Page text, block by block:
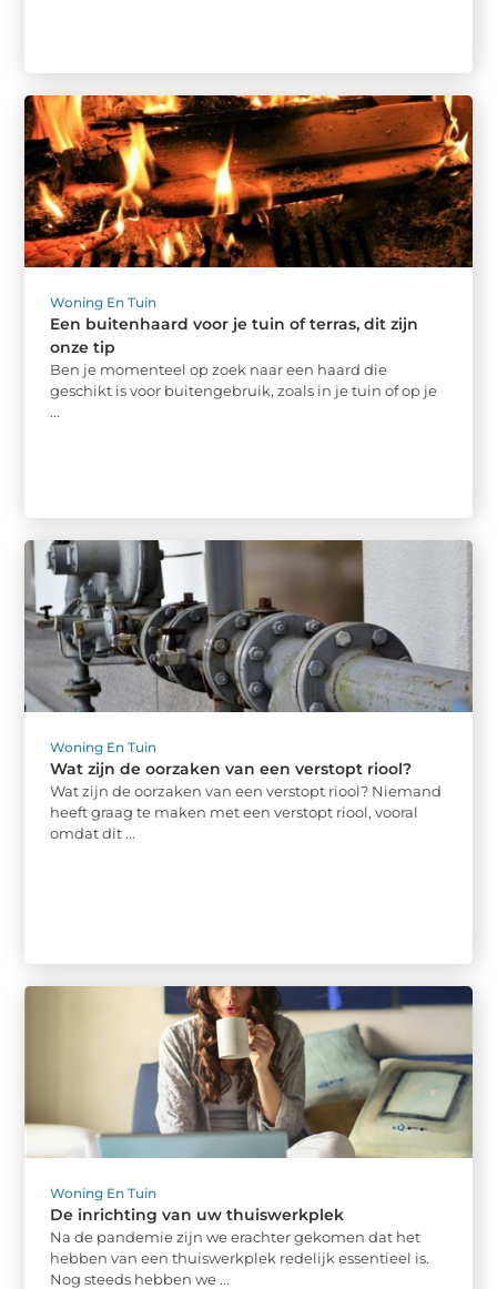
Woning En Tuin
Een buitenhaard voor je tuin of terras, dit zijn
onze tip
Ben je momenteel op zoek naar een haard die
geschikt is voor buitengebruik, zoals in je tuin of op je
...
Woning En Tuin
Wat zijn de oorzaken van een verstopt riool?
Wat zijn de oorzaken van een verstopt riool? Niemand
heeft graag te maken met een verstopt riool, vooral
omdat dit ...
Woning En Tuin
De inrichting van uw thuiswerkplek
Na de pandemie zijn we erachter gekomen dat het
hebben van een thuiswerkplek redelijk essentieel is.
Nog steeds hebben we ...